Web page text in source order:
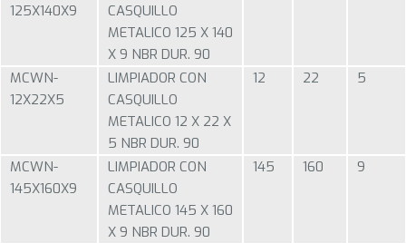
125X140X9
CASQUILLO
METALICO 125 X 140
X 9 NBR DUR. 90
MCWN-
12X22X5
LIMPIADOR CON
CASQUILLO
METALICO 12 X 22 X
5 NBR DUR. 90
12 22 5
MCWN-
145X160X9
LIMPIADOR CON
CASQUILLO
METALICO 145 X 160
X 9 NBR DUR. 90
145 160 9